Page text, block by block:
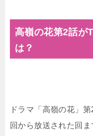
高嶺の花第2話が
は？
ドラマ「高嶺の花」
回から放送された回